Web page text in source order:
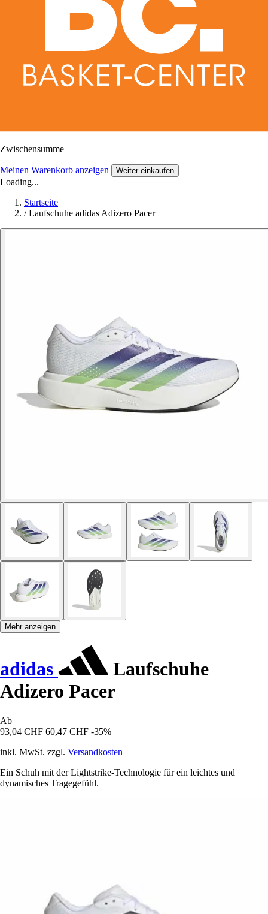
Zwischensumme
Meinen Warenkorb anzeigen Weiter einkaufen
Loading...
Startseite
/ Laufschuhe adidas Adizero Pacer
Mehr anzeigen
adidas
Laufschuhe
Adizero Pacer
Ab
93,04 CHF 60,47 CHF -35%
inkl. MwSt. zzgl. Versandkosten
Ein Schuh mit der Lightstrike-Technologie für ein leichtes und
dynamisches Tragegefühl.